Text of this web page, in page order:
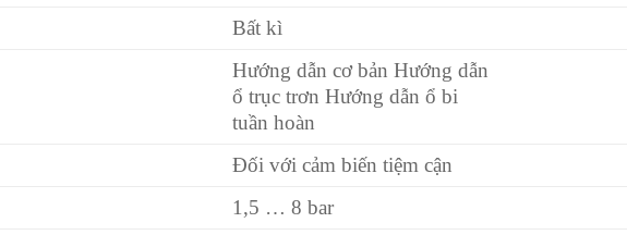
Bất kì
Hướng dẫn cơ bản Hướng dẫn
ổ trục trơn Hướng dẫn ổ bi
tuần hoàn
Đối với cảm biến tiệm cận
1,5 … 8 bar